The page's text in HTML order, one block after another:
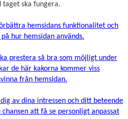
taget ska fungera.
hemsidans funktionalitet och
hur hemsidan används.
prestera så bra som möjligt under
de här kakorna kommer viss
från hemsidan.
av dina intressen och ditt beteende
att få se personligt anpassat